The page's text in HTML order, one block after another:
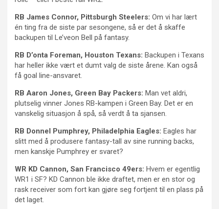
RB James Connor, Pittsburgh Steelers: Om vi har lært
én ting fra de siste par sesongene, så er det å skaffe
backupen til Le’veon Bell på fantasy.
RB D’onta Foreman, Houston Texans: Backupen i Texans
har heller ikke vært et dumt valg de siste årene. Kan også
få goal line-ansvaret.
RB Aaron Jones, Green Bay Packers: Man vet aldri,
plutselig vinner Jones RB-kampen i Green Bay. Det er en
vanskelig situasjon å spå, så verdt å ta sjansen.
RB Donnel Pumphrey, Philadelphia Eagles: Eagles har
slitt med å produsere fantasy-tall av sine running backs,
men kanskje Pumphrey er svaret?
WR KD Cannon, San Francisco 49ers: Hvem er egentlig
WR1 i SF? KD Cannon ble ikke draftet, men er en stor og
rask receiver som fort kan gjøre seg fortjent til en plass på
det laget.